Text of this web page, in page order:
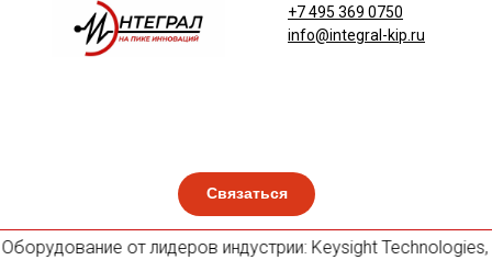
Связаться
+7 495 369 0750
info@integral-kip.ru
от лидеров индустрии: Keysight Technologies,